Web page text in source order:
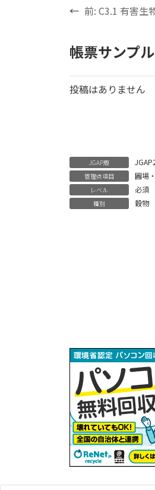
← 前: C3.1 有害生
帳票サンプ
投稿はありません
JGAP版
管理点項目 圃場
レベル 必須
種別 穀物